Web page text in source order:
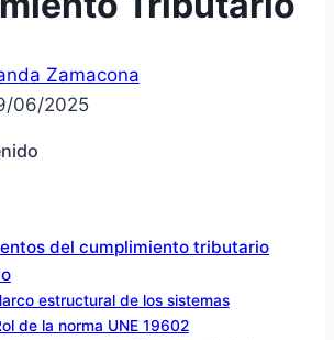
Zamacona
06/2025
del cumplimiento tributario
estructural de los sistemas
de la norma UNE 19602